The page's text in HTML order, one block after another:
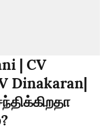
| CV
Dinakaran|